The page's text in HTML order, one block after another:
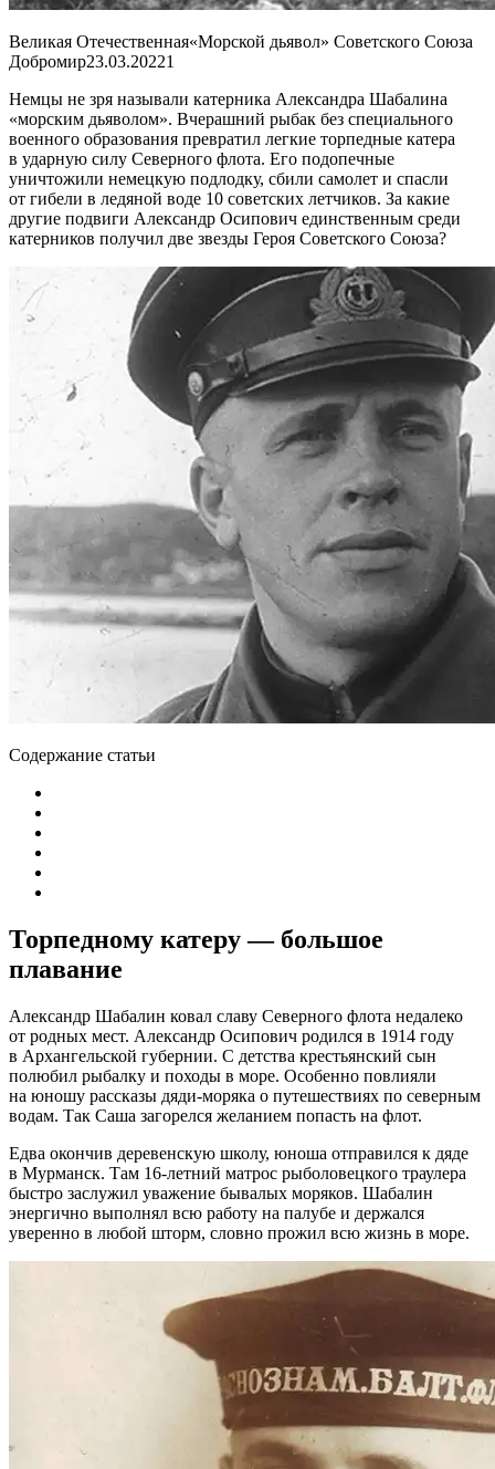
Великая Отечественная«Морской дьявол» Советского Союза
Добромир23.03.20221
Немцы не зря называли катерника Александра Шабалина
«морским дьяволом». Вчерашний рыбак без специального
военного образования превратил легкие торпедные катера
в ударную силу Северного флота. Его подопечные
уничтожили немецкую подлодку, сбили самолет и спасли
от гибели в ледяной воде 10 советских летчиков. За какие
другие подвиги Александр Осипович единственным среди
катерников получил две звезды Героя Советского Союза?
Содержание статьи
Торпедному катеру — большое
плавание
Александр Шабалин ковал славу Северного флота недалеко
от родных мест. Александр Осипович родился в 1914 году
в Архангельской губернии. С детства крестьянский сын
полюбил рыбалку и походы в море. Особенно повлияли
на юношу рассказы дяди-моряка о путешествиях по северным
водам. Так Саша загорелся желанием попасть на флот.
Едва окончив деревенскую школу, юноша отправился к дяде
в Мурманск. Там 16-летний матрос рыболовецкого траулера
быстро заслужил уважение бывалых моряков. Шабалин
энергично выполнял всю работу на палубе и держался
уверенно в любой шторм, словно прожил всю жизнь в море.